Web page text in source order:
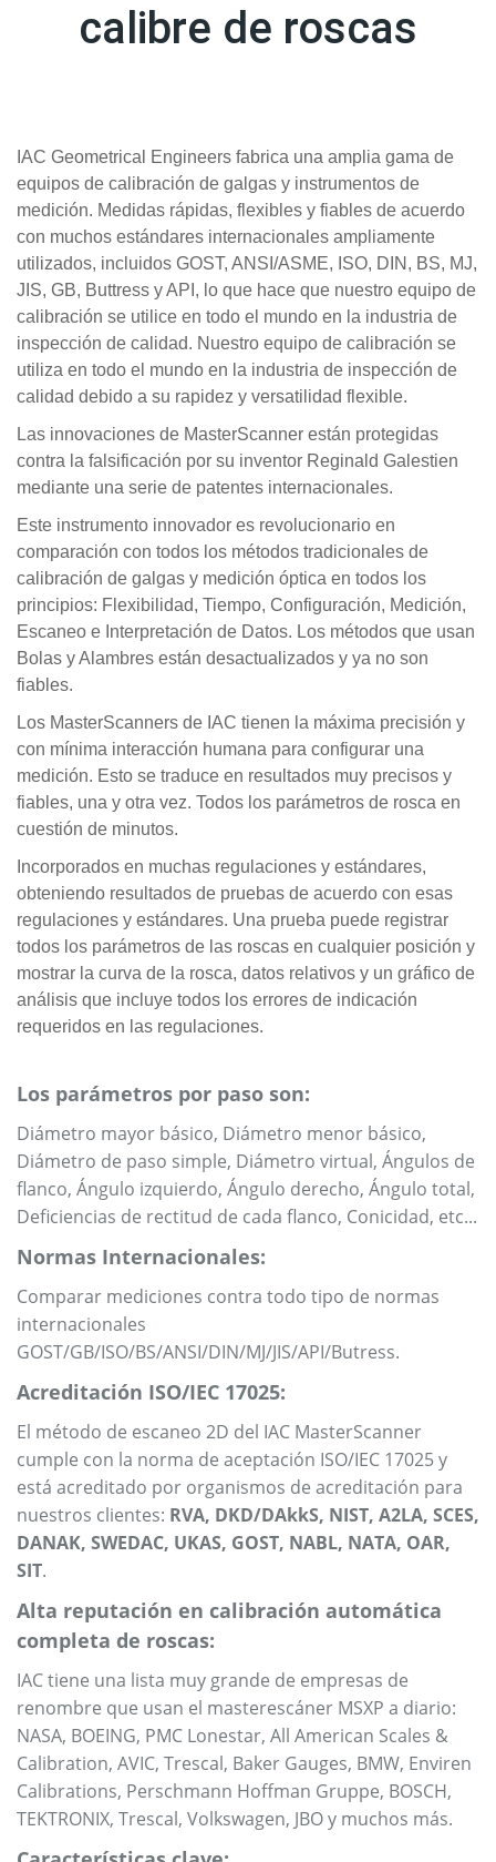
calibre de roscas
IAC Geometrical Engineers fabrica una amplia gama de
equipos de calibración de galgas y instrumentos de
medición. Medidas rápidas, flexibles y fiables de acuerdo
con muchos estándares internacionales ampliamente
utilizados, incluidos GOST, ANSI/ASME, ISO, DIN, BS, MJ,
JIS, GB, Buttress y API, lo que hace que nuestro equipo de
calibración se utilice en todo el mundo en la industria de
inspección de calidad. Nuestro equipo de calibración se
utiliza en todo el mundo en la industria de inspección de
calidad debido a su rapidez y versatilidad flexible.
Las innovaciones de MasterScanner están protegidas
contra la falsificación por su inventor Reginald Galestien
mediante una serie de patentes internacionales.
Este instrumento innovador es revolucionario en
comparación con todos los métodos tradicionales de
calibración de galgas y medición óptica en todos los
principios: Flexibilidad, Tiempo, Configuración, Medición,
Escaneo e Interpretación de Datos. Los métodos que usan
Bolas y Alambres están desactualizados y ya no son
fiables.
Los MasterScanners de IAC tienen la máxima precisión y
con mínima interacción humana para configurar una
medición. Esto se traduce en resultados muy precisos y
fiables, una y otra vez. Todos los parámetros de rosca en
cuestión de minutos.
Incorporados en muchas regulaciones y estándares,
obteniendo resultados de pruebas de acuerdo con esas
regulaciones y estándares. Una prueba puede registrar
todos los parámetros de las roscas en cualquier posición y
mostrar la curva de la rosca, datos relativos y un gráfico de
análisis que incluye todos los errores de indicación
requeridos en las regulaciones.
Los parámetros por paso son:
Diámetro mayor básico, Diámetro menor básico,
Diámetro de paso simple, Diámetro virtual, Ángulos de
flanco, Ángulo izquierdo, Ángulo derecho, Ángulo total,
Deficiencias de rectitud de cada flanco, Conicidad, etc...
Normas Internacionales:
Comparar mediciones contra todo tipo de normas
internacionales
GOST/GB/ISO/BS/ANSI/DIN/MJ/JIS/API/Butress.
Acreditación ISO/IEC 17025:
El método de escaneo 2D del IAC MasterScanner
cumple con la norma de aceptación ISO/IEC 17025 y
está acreditado por organismos de acreditación para
nuestros clientes: RVA, DKD/DAkkS, NIST, A2LA, SCES,
DANAK, SWEDAC, UKAS, GOST, NABL, NATA, OAR,
SIT.
Alta reputación en calibración automática
completa de roscas:
IAC tiene una lista muy grande de empresas de
renombre que usan el masterescáner MSXP a diario:
NASA, BOEING, PMC Lonestar, All American Scales &
Calibration, AVIC, Trescal, Baker Gauges, BMW, Enviren
Calibrations, Perschmann Hoffman Gruppe, BOSCH,
TEKTRONIX, Trescal, Volkswagen, JBO y muchos más.